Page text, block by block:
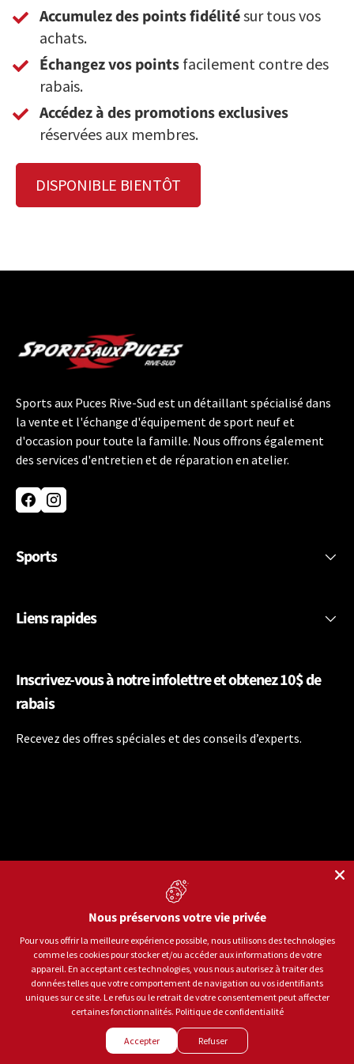
Accumulez des points fidélitésur tous vos
achats.
Échangez vos points facilement contre des
rabais.
Accédez à des promotions exclusives
réservées aux membres.
DISPONIBLE BIENTÔT
Sports aux Puces Rive-Sud est un détaillant spécialisé dans
la vente et l'échange d'équipement de sport neuf et
d'occasion pour toute la famille. Nous offrons également
des services d'entretien et de réparation en atelier.
FacebookInstagram
Sports
Liens rapides
Inscrivez-vous à notre infolettre et obtenez 10$ de
rabais
Recevez des offres spéciales et des conseils d’experts.
Moyens de paiement acceptés
Français
Sports aux Puces Rive-Sud.Tous droits réservés.
Nous préservons votre vie privée
Pour vous offrir la meilleure expérience possible, nous utilisons des technologies
comme les cookies pour stocker et/ou accéder aux informations de votre
appareil. En acceptant ces technologies, vous nous autorisez à traiter des
données telles que votre comportement de navigation ou vos identifiants
uniques sur ce site. Le refus ou le retrait de votre consentement peut affecter
certaines fonctionnalités. Politique de confidentialité
Accepter Refuser